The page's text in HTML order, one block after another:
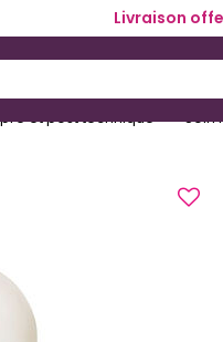
Livraison
et post technique Soin